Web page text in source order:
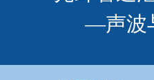
—声波